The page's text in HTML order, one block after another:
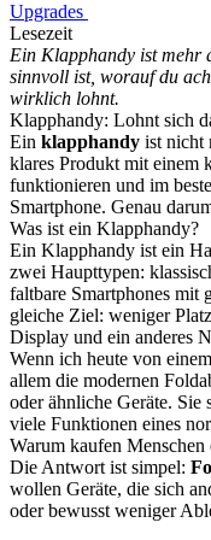
Upgrades
Lesezeit
Ein Klapphandy ist mehr
sinnvoll ist, worauf du
wirklich lohnt.
Klapphandy: Lohnt sich
Ein klapphandy ist nicht
klares Produkt mit einem
funktionieren und im
Smartphone. Genau
Was ist ein Klapphandy?
Ein Klapphandy ist ein
zwei Haupttypen:
faltbare Smartphones mit
gleiche Ziel: weniger
Display und ein anderes
Wenn ich heute von
allem die modernen
oder ähnliche Geräte. Sie
viele Funktionen eines
Warum kaufen
Die Antwort ist simpel:
wollen Geräte, die sich
oder bewusst weniger